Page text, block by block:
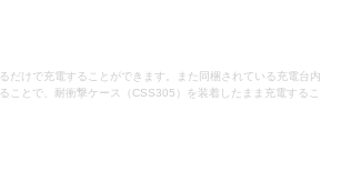
だけで充電することができます。また同梱されている充電台内
ことで、耐衝撃ケース（CSS305）を装着したまま充電するこ